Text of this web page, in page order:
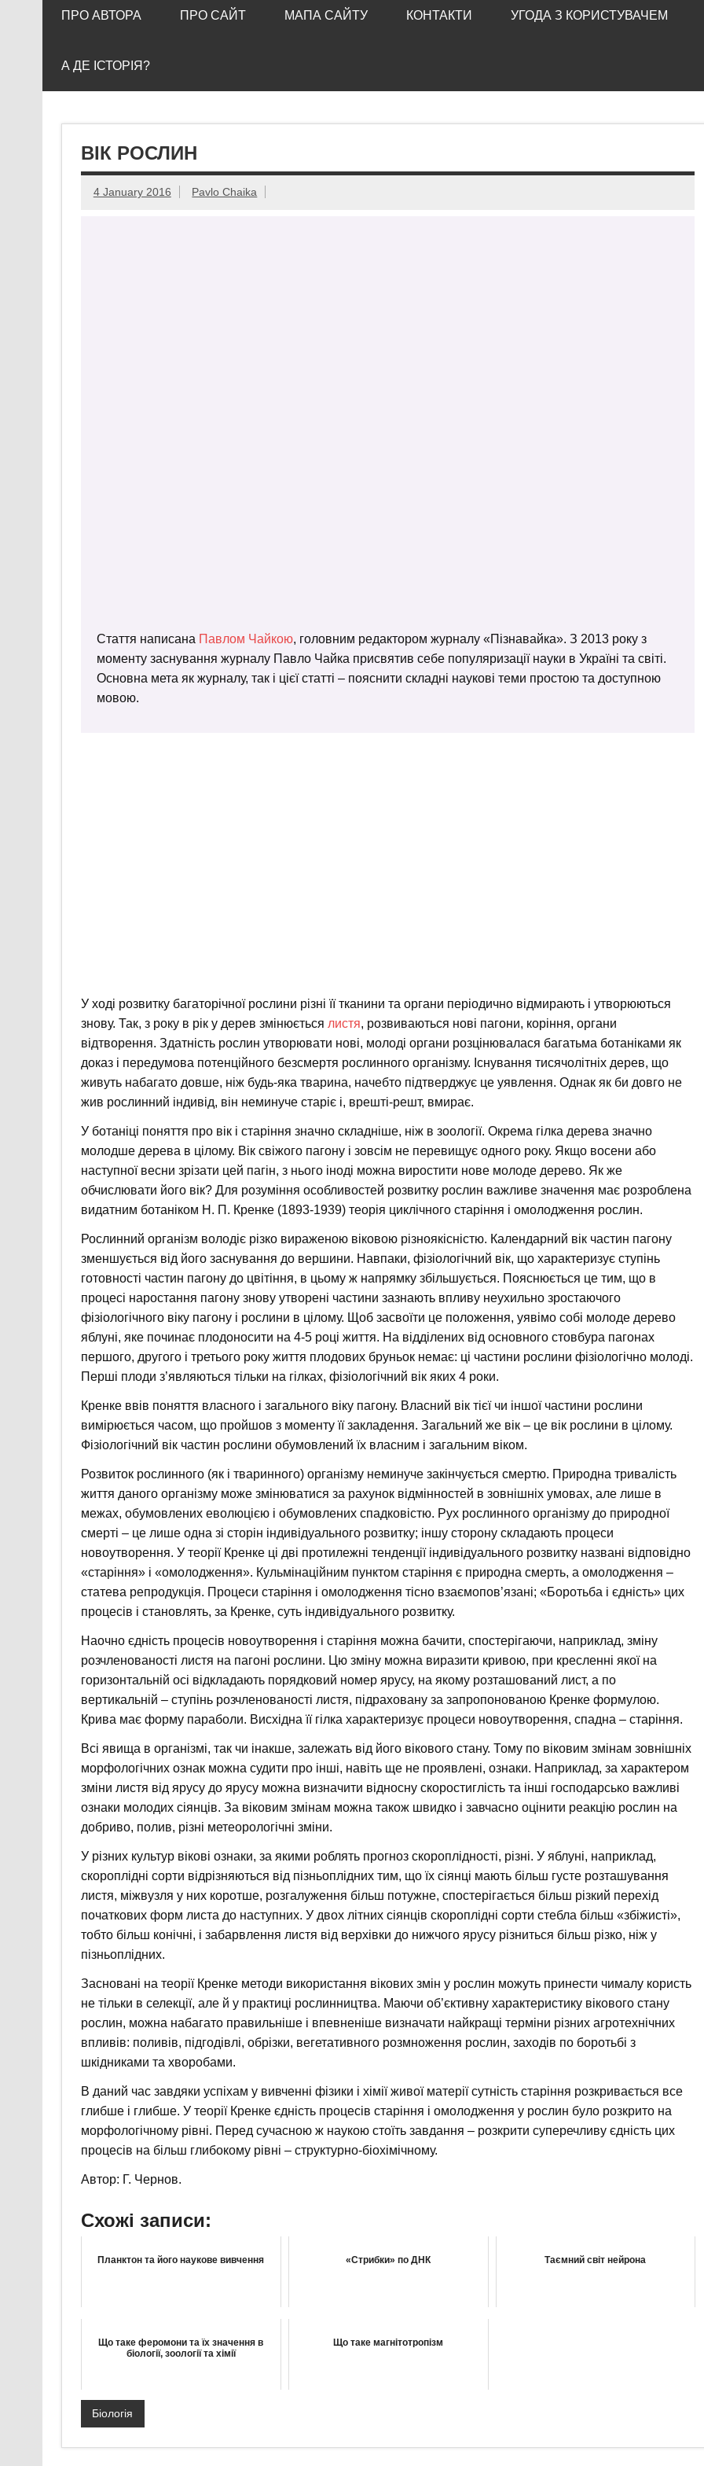
ПРО АВТОРА ПРО САЙТ МАПА САЙТУ КОНТАКТИ УГОДА З КОРИСТУВАЧЕМ
А ДЕ ІСТОРІЯ?
ВІК РОСЛИН
4 January 2016 Pavlo Chaika
Стаття написана Павлом Чайкою, головним редактором журналу «Пізнавайка». З 2013 року з
моменту заснування журналу Павло Чайка присвятив себе популяризації науки в Україні та світі.
Основна мета як журналу, так і цієї статті – пояснити складні наукові теми простою та доступною
мовою.
У ході розвитку багаторічної рослини різні її тканини та органи періодично відмирають і утворюються
знову. Так, з року в рік у дерев змінюється листя, розвиваються нові пагони, коріння, органи
відтворення. Здатність рослин утворювати нові, молоді органи розцінювалася багатьма ботаніками як
доказ і передумова потенційного безсмертя рослинного організму. Існування тисячолітніх дерев, що
живуть набагато довше, ніж будь-яка тварина, начебто підтверджує це уявлення. Однак як би довго не
жив рослинний індивід, він неминуче старіє і, врешті-решт, вмирає.
У ботаніці поняття про вік і старіння значно складніше, ніж в зоології. Окрема гілка дерева значно
молодше дерева в цілому. Вік свіжого пагону і зовсім не перевищує одного року. Якщо восени або
наступної весни зрізати цей пагін, з нього іноді можна виростити нове молоде дерево. Як же
обчислювати його вік? Для розуміння особливостей розвитку рослин важливе значення має розроблена
видатним ботаніком Н. П. Кренке (1893-1939) теорія циклічного старіння і омолодження рослин.
Рослинний організм володіє різко вираженою віковою різноякісністю. Календарний вік частин пагону
зменшується від його заснування до вершини. Навпаки, фізіологічний вік, що характеризує ступінь
готовності частин пагону до цвітіння, в цьому ж напрямку збільшується. Пояснюється це тим, що в
процесі наростання пагону знову утворені частини зазнають впливу неухильно зростаючого
фізіологічного віку пагону і рослини в цілому. Щоб засвоїти це положення, уявімо собі молоде дерево
яблуні, яке починає плодоносити на 4-5 році життя. На відділених від основного стовбура пагонах
першого, другого і третього року життя плодових бруньок немає: ці частини рослини фізіологічно молоді.
Перші плоди з’являються тільки на гілках, фізіологічний вік яких 4 роки.
Кренке ввів поняття власного і загального віку пагону. Власний вік тієї чи іншої частини рослини
вимірюється часом, що пройшов з моменту її закладення. Загальний же вік – це вік рослини в цілому.
Фізіологічний вік частин рослини обумовлений їх власним і загальним віком.
Розвиток рослинного (як і тваринного) організму неминуче закінчується смертю. Природна тривалість
життя даного організму може змінюватися за рахунок відмінностей в зовнішніх умовах, але лише в
межах, обумовлених еволюцією і обумовлених спадковістю. Рух рослинного організму до природної
смерті – це лише одна зі сторін індивідуального розвитку; іншу сторону складають процеси
новоутворення. У теорії Кренке ці дві протилежні тенденції індивідуального розвитку названі відповідно
«старіння» і «омолодження». Кульмінаційним пунктом старіння є природна смерть, а омолодження –
статева репродукція. Процеси старіння і омолодження тісно взаємопов’язані; «Боротьба і єдність» цих
процесів і становлять, за Кренке, суть індивідуального розвитку.
Наочно єдність процесів новоутворення і старіння можна бачити, спостерігаючи, наприклад, зміну
розчленованості листя на пагоні рослини. Цю зміну можна виразити кривою, при кресленні якої на
горизонтальній осі відкладають порядковий номер ярусу, на якому розташований лист, а по
вертикальній – ступінь розчленованості листя, підраховану за запропонованою Кренке формулою.
Крива має форму параболи. Висхідна її гілка характеризує процеси новоутворення, спадна – старіння.
Всі явища в організмі, так чи інакше, залежать від його вікового стану. Тому по віковим змінам зовнішніх
морфологічних ознак можна судити про інші, навіть ще не проявлені, ознаки. Наприклад, за характером
зміни листя від ярусу до ярусу можна визначити відносну скоростиглість та інші господарсько важливі
ознаки молодих сіянців. За віковим змінам можна також швидко і завчасно оцінити реакцію рослин на
добриво, полив, різні метеорологічні зміни.
У різних культур вікові ознаки, за якими роблять прогноз скороплідності, різні. У яблуні, наприклад,
скороплідні сорти відрізняються від пізньоплідних тим, що їх сіянці мають більш густе розташування
листя, міжвузля у них коротше, розгалуження більш потужне, спостерігається більш різкий перехід
початкових форм листа до наступних. У двох літних сіянців скороплідні сорти стебла більш «збіжисті»,
тобто більш конічні, і забарвлення листя від верхівки до нижчого ярусу різниться більш різко, ніж у
пізньоплідних.
Засновані на теорії Кренке методи використання вікових змін у рослин можуть принести чималу користь
не тільки в селекції, але й у практиці рослинництва. Маючи об’єктивну характеристику вікового стану
рослин, можна набагато правильніше і впевненіше визначати найкращі терміни різних агротехнічних
впливів: поливів, підгодівлі, обрізки, вегетативного розмноження рослин, заходів по боротьбі з
шкідниками та хворобами.
В даний час завдяки успіхам у вивченні фізики і хімії живої матерії сутність старіння розкривається все
глибше і глибше. У теорії Кренке єдність процесів старіння і омолодження у рослин було розкрито на
морфологічному рівні. Перед сучасною ж наукою стоїть завдання – розкрити суперечливу єдність цих
процесів на більш глибокому рівні – структурно-біохімічному.
Автор: Г. Чернов.
Схожі записи:
Планктон та його наукове вивчення «Стрибки» по ДНК Таємний світ нейрона
Що таке феромони та їх значення в
біології, зоології та хімії
Що таке магнітотропізм
Біологія